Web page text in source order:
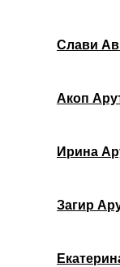
Слави
Акоп
Ирина
Загир